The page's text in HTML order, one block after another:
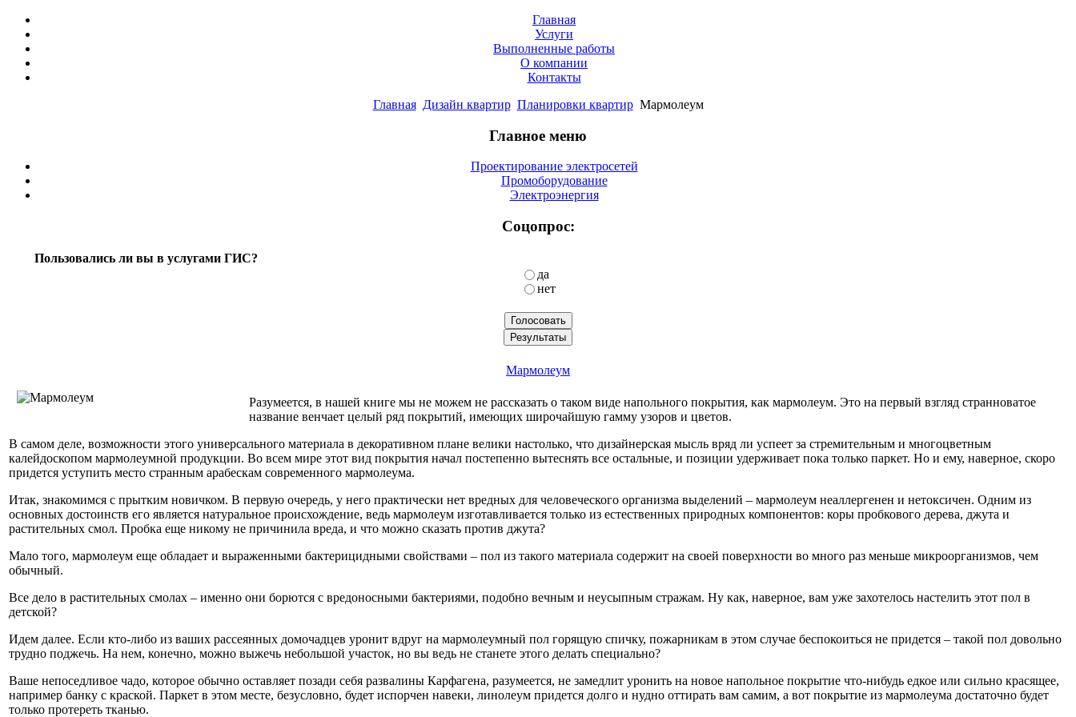
Главная
Услуги
Выполненные работы
О компании
Контакты
Главная Дизайн квартир Планировки квартир Мармолеум
Главное меню
Проектирование электросетей
Промоборудование
Электроэнергия
Соцопрос:
Пользовались ли вы в услугами ГИС?
да
нет
Мармолеум
Разумеется, в нашей книге мы не можем не рассказать о таком виде напольного покрытия, как мармолеум. Это на первый взгляд странноватое
название венчает целый ряд покрытий, имеющих широчайшую гамму узоров и цветов.
В самом деле, возможности этого универсального материала в декоративном плане велики настолько, что дизайнерская мысль вряд ли успеет за стремительным и многоцветным
калейдоскопом мармолеумной продукции. Во всем мире этот вид покрытия начал постепенно вытеснять все остальные, и позиции удерживает пока только паркет. Но и ему, наверное, скоро
придется уступить место странным арабескам современного мармолеума.
Итак, знакомимся с прытким новичком. В первую очередь, у него практически нет вредных для человеческого организма выделений – мармолеум неаллергенен и нетоксичен. Одним из
основных достоинств его является натуральное происхождение, ведь мармолеум изготавливается только из естественных природных компонентов: коры пробкового дерева, джута и
растительных смол. Пробка еще никому не причинила вреда, и что можно сказать против джута?
Мало того, мармолеум еще обладает и выраженными бактерицидными свойствами – пол из такого материала содержит на своей поверхности во много раз меньше микроорганизмов, чем
обычный.
Все дело в растительных смолах – именно они борются с вредоносными бактериями, подобно вечным и неусыпным стражам. Ну как, наверное, вам уже захотелось настелить этот пол в
детской?
Идем далее. Если кто-либо из ваших рассеянных домочадцев уронит вдруг на мармолеумный пол горящую спичку, пожарникам в этом случае беспокоиться не придется – такой пол довольно
трудно поджечь. На нем, конечно, можно выжечь небольшой участок, но вы ведь не станете этого делать специально?
Ваше непоседливое чадо, которое обычно оставляет позади себя развалины Карфагена, разумеется, не замедлит уронить на новое напольное покрытие что-нибудь едкое или сильно красящее,
например банку с краской. Паркет в этом месте, безусловно, будет испорчен навеки, линолеум придется долго и нудно оттирать вам самим, а вот покрытие из мармолеума достаточно будет
только протереть тканью.